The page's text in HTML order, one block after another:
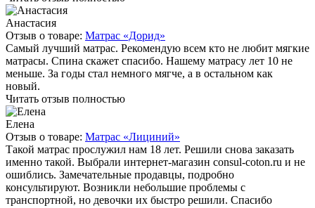
Анастасия
Отзыв о товаре: Матрас «Дорид»
Самый лучший матрас. Рекомендую всем кто не любит мягкие
матрасы. Спина скажет спасибо. Нашему матрасу лет 10 не
меньше. За годы стал немного мягче, а в остальном как
новый.
Читать отзыв полностью
Елена
Отзыв о товаре: Матрас «Лициний»
Такой матрас прослужил нам 18 лет. Решили снова заказать
именно такой. Выбрали интернет-магазин consul-coton.ru и не
ошиблись. Замечательные продавцы, подробно
консультируют. Возникли небольшие проблемы с
транспортной, но девочки их быстро решили. Спасибо